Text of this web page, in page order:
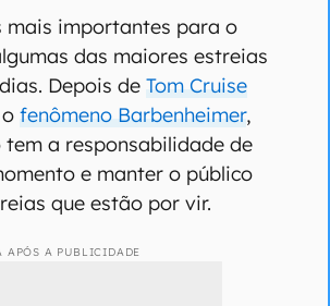
mais importantes para o
das maiores estreias
Depois deTom Cruise
ofenômeno Barbenheimer,
a responsabilidade de
e manter o público
que estão por vir.
APÓS A PUBLICIDADE